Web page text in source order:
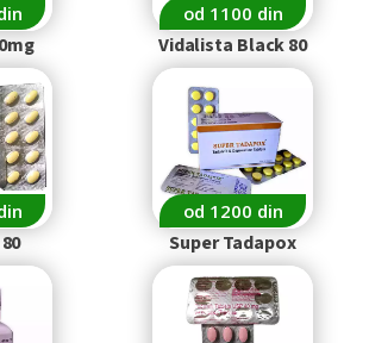
od 1100 din
Vidalista Black 80
od 1200 din
Super Tadapox